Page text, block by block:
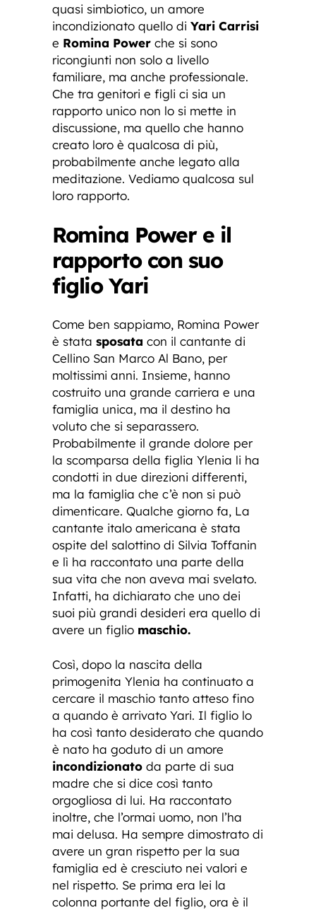
quasi simbiotico, un amore
incondizionato quello di Yari Carrisi
e Romina Power che si sono
ricongiunti non solo a livello
familiare, ma anche professionale.
Che tra genitori e figli ci sia un
rapporto unico non lo si mette in
discussione, ma quello che hanno
creato loro è qualcosa di più,
probabilmente anche legato alla
meditazione. Vediamo qualcosa sul
loro rapporto.
Romina Power e il
rapporto con suo
figlio Yari
Come ben sappiamo, Romina Power
è stata sposata con il cantante di
Cellino San Marco Al Bano, per
moltissimi anni. Insieme, hanno
costruito una grande carriera e una
famiglia unica, ma il destino ha
voluto che si separassero.
Probabilmente il grande dolore per
la scomparsa della figlia Ylenia li ha
condotti in due direzioni differenti,
ma la famiglia che c’è non si può
dimenticare. Qualche giorno fa, La
cantante italo americana è stata
ospite del salottino di Silvia Toffanin
e lì ha raccontato una parte della
sua vita che non aveva mai svelato.
Infatti, ha dichiarato che uno dei
suoi più grandi desideri era quello di
avere un figlio maschio.
Così, dopo la nascita della
primogenita Ylenia ha continuato a
cercare il maschio tanto atteso fino
a quando è arrivato Yari. Il figlio lo
ha così tanto desiderato che quando
è nato ha goduto di un amore
incondizionato da parte di sua
madre che si dice così tanto
orgogliosa di lui. Ha raccontato
inoltre, che l’ormai uomo, non l’ha
mai delusa. Ha sempre dimostrato di
avere un gran rispetto per la sua
famiglia ed è cresciuto nei valori e
nel rispetto. Se prima era lei la
colonna portante del figlio, ora è il